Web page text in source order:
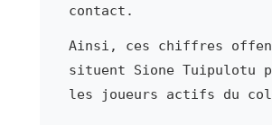
contact.
Ainsi, ces chiffres
situent Sione Tuipulotu
les joueurs actifs du